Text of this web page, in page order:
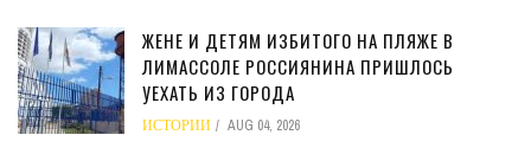
ЖЕНЕ И ДЕТЯМ ИЗБИТОГО НА ПЛЯЖЕ В
ЛИМАССОЛЕ РОССИЯНИНА ПРИШЛОСЬ
УЕХАТЬ ИЗ ГОРОДА
ИСТОРИИ AUG 04, 2026